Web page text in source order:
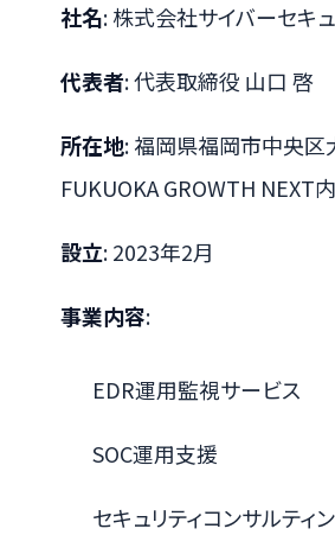
社名: 株式会社サイバーセキ
代表者: 代表取締役 山口 啓
所在地: 福岡県福岡市中央区
FUKUOKA GROWTH NEXT内
設立: 2023年2月
事業内容:
EDR運用監視サービス
SOC運用支援
セキュリティコンサルティ